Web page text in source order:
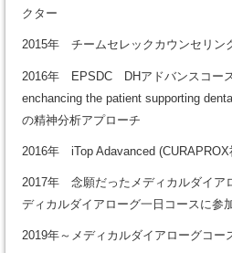
クター
2015年 チームセレックカウンセリン
2016年 EPSDC DHアドバンスコー
enchancing the patient supporting
の精神分析アプローチ
2016年 iTop Adavanced (CURAPROX
2017年 念願だったメディカルダイア
ディカルダイアローグ一日コースに参
2019年～メディカルダイアローグコー